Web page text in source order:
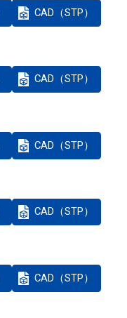
CAD（STP）
CAD（STP）
CAD（STP）
CAD（STP）
CAD（STP）